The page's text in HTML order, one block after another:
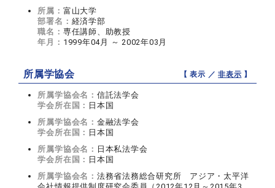
所属： 富山大学
部署名： 経済学部
職名： 専任講師、助教授
年月： 1999年04月 ～ 2002年03月
所属学協会 【 表示 ／非表示 】
所属学協会名： 信託法学会
学会所在国： 日本国
所属学協会名： 金融法学会
学会所在国： 日本国
所属学協会名： 日本私法学会
学会所在国： 日本国
所属学協会名： 法務省法務総合研究所 アジア・太平洋